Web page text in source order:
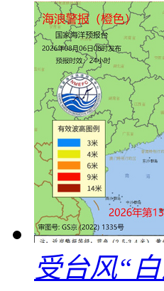
受台风“